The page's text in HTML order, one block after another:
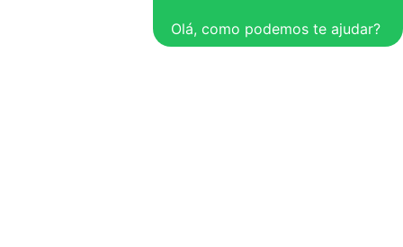
Olá, como podemos te ajudar?